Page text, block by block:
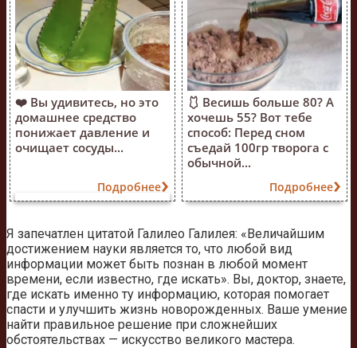
❤️ Вы удивитесь, но это
домашнее средство
понижает давление и
очищает сосуды...
Подробнее
🩱 Весишь больше 80? А
хочешь 55? Вот тебе
способ: Перед сном
съедай 100гр творога с
обычной...
Подробнее
Я запечатлен цитатой Галилео Галилея: «Величайшим
достижением науки является то, что любой вид
информации может быть познан в любой момент
времени, если известно, где искать». Вы, доктор, знаете,
где искать именно ту информацию, которая помогает
спасти и улучшить жизнь новорожденных. Ваше умение
найти правильное решение при сложнейших
обстоятельствах — искусство великого мастера.